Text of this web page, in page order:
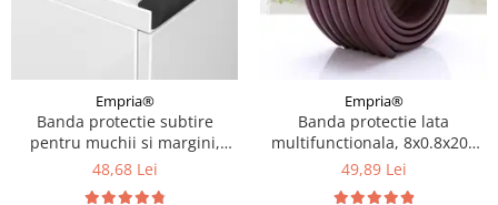
Empria®
Banda protectie subtire
pentru muchii si margini,
2.3x0.9x200 cm, Diverse culori
48,68 Lei
Empria®
Banda protectie lata
multifunctionala, 8x0.8x200
cm, Diverse culori
49,89 Lei